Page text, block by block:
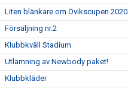
Liten blänkare om Övikscupen 2020
Försäljning nr.2
Klubbkväll Stadium
Utlämning av Newbody paket!
Klubbkläder